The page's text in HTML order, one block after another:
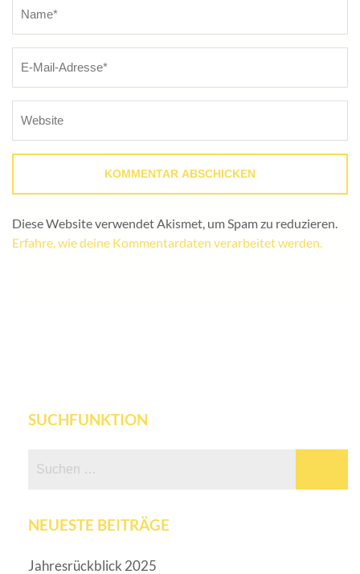
Diese Website verwendet Akismet, um Spam zu reduzieren.
Erfahre, wie deine Kommentardaten verarbeitet werden.
SUCHFUNKTION
NEUESTE BEITRÄGE
Jahresrückblick 2025